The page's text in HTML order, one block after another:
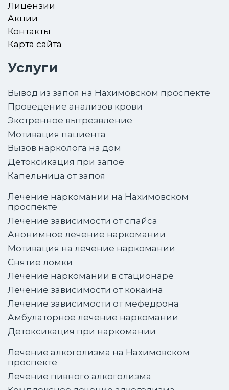
Лицензии
Акции
Контакты
Карта сайта
Услуги
Вывод из запоя на Нахимовском проспекте
Проведение анализов крови
Экстренное вытрезвление
Мотивация пациента
Вызов нарколога на дом
Детоксикация при запое
Капельница от запоя
Лечение наркомании на Нахимовском
проспекте
Лечение зависимости от спайса
Анонимное лечение наркомании
Мотивация на лечение наркомании
Снятие ломки
Лечение наркомании в стационаре
Лечение зависимости от кокаина
Лечение зависимости от мефедрона
Амбулаторное лечение наркомании
Детоксикация при наркомании
Лечение алкоголизма на Нахимовском
проспекте
Лечение пивного алкоголизма